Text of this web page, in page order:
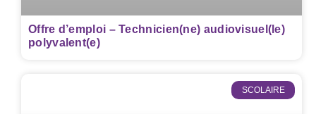
Offre d’emploi – Technicien(ne) audiovisuel(le)
polyvalent(e)
SCOLAIRE